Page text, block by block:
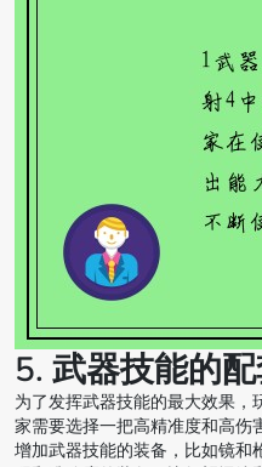
5. 武器技能的
为了发挥武器技能的最大效果
家需要选择一把高精准度和高伤
增加武器技能的装备，比如镜和